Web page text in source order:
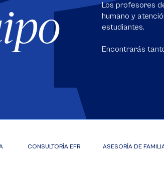
Los profesores
humano y
estudiantes.
Encontrarás
CONSULTORÍA EFR ASESORÍA DE